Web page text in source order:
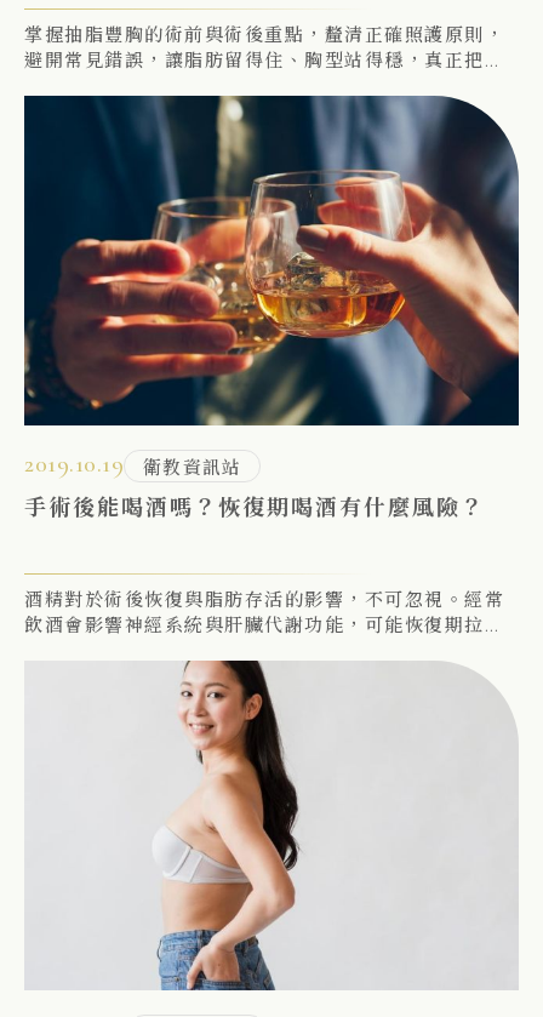
掌握抽脂豐胸的術前與術後重點，釐清正確照護原則，
避開常見錯誤，讓脂肪留得住、胸型站得穩，真正把手
2019.10.19 衛教資訊站
手術後能喝酒嗎？恢復期喝酒有什麼風險？
酒精對於術後恢復與脂肪存活的影響，不可忽視。經常
飲酒會影響神經系統與肝臟代謝功能，可能恢復期拉